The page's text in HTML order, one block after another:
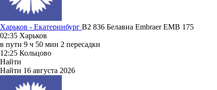
Харьков - Екатеринбург B2 836 Белавиа Embraer EMB 175
02:35 Харьков
в пути 9 ч 50 мин 2 пересадки
12:25 Кольцово
Найти
Найти 16 августа 2026